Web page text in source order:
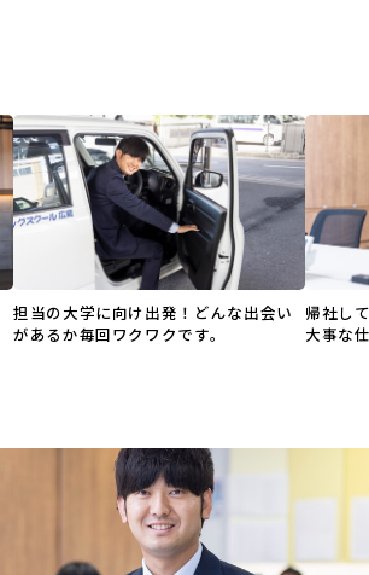
担当の大学に向け出発！どんな出会い
があるか毎回ワクワクです。
帰社し
大事な